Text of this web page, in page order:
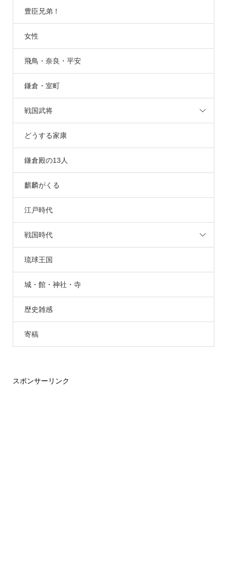
豊臣兄弟！
女性
飛鳥・奈良・平安
鎌倉・室町
戦国武将
どうする家康
鎌倉殿の13人
麒麟がくる
江戸時代
戦国時代
琉球王国
城・館・神社・寺
歴史雑感
寄稿
スポンサーリンク